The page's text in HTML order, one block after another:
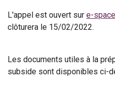
L'appel est ouvert sur e-space
clôturera le 15/02/2022.
Les documents utiles à la
subside sont disponibles ci-